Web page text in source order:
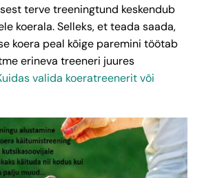
terve treeningtund keskendub
koerala. Selleks, et teada saada,
koera peal kõige paremini töötab
erineva treeneri juures
valida koeratreenerit või